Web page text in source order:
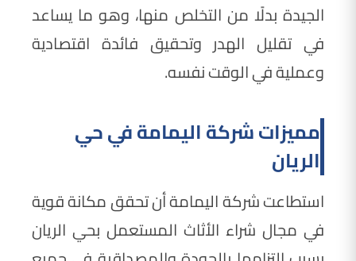
الجيدة بدلًا من التخلص منها، وهو ما يساعد
في تقليل الهدر وتحقيق فائدة اقتصادية
وعملية في الوقت نفسه.
مميزات شركة اليمامة في حي
الريان
استطاعت شركة اليمامة أن تحقق مكانة قوية
في مجال شراء الأثاث المستعمل بحي الريان